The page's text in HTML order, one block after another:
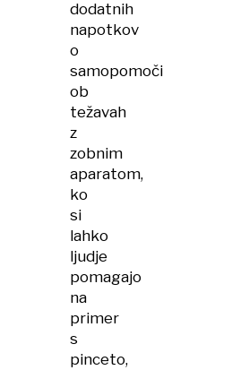
dodatnih
napotkov
o
samopomoči
ob
težavah
z
zobnim
aparatom,
ko
si
lahko
ljudje
pomagajo
na
primer
s
pinceto,